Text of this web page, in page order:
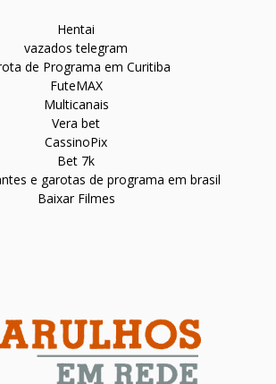
Hentai
vazados telegram
de Programa em Curitiba
FuteMAX
Multicanais
Vera bet
CassinoPix
Bet 7k
e garotas de programa em brasil
Baixar Filmes